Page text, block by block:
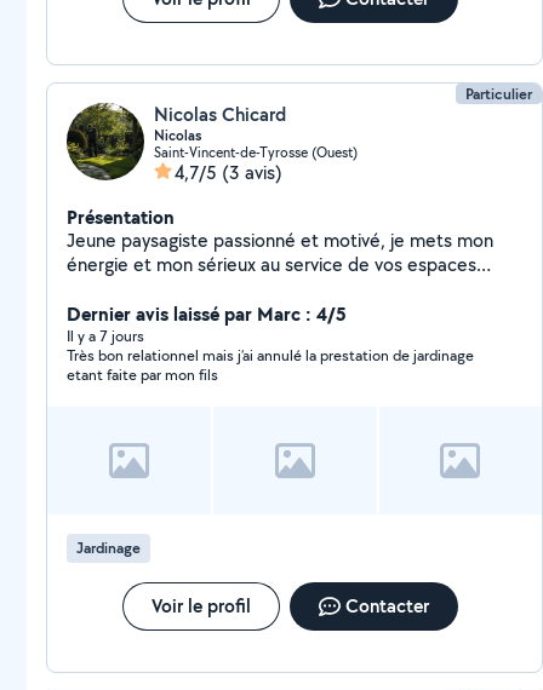
de devis. Vous pouvez également me suivre sur TikTok
Tidjany Jardin & décoration Soustons (Landes)
Particulier
Nicolas Chicard
Nicolas
Saint-Vincent-de-Tyrosse (Ouest)
4,7/5 (3 avis)
Présentation
Jeune paysagiste passionné et motivé, je mets mon
énergie et mon sérieux au service de vos espaces
tonte de pelouse, la taille de haies, le désherbage ou
l'aménagement paysager, je travaille avec soin et
professionnalisme pour obtenir un résultat propre et
durable. À l'écoute de vos besoins, ponctuel et
contacter pour discuter de votre projet !
Dernier avis laissé par Marc : 4/5
Il y a 7 jours
Très bon relationnel mais j’ai annulé la prestation de jardinage
etant faite par mon fils
Jardinage
Voir le profil Contacter